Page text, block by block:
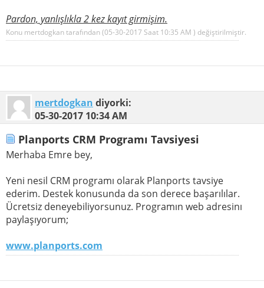
Pardon, yanlışlıkla 2 kez kayıt girmişim.
Konu mertdogkan tarafından (05-30-2017 Saat 10:35 AM ) değiştirilmiştir.
mertdogkan diyorki:
05-30-2017 10:34 AM
Planports CRM Programı Tavsiyesi
Merhaba Emre bey,
Yeni nesil CRM programı olarak Planports tavsiye
ederim. Destek konusunda da son derece başarılılar.
Ücretsiz deneyebiliyorsunuz. Programın web adresinı
paylaşıyorum;
www.planports.com